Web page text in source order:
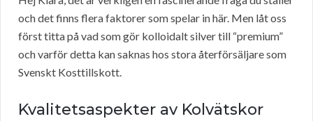
och det finns flera faktorer som spelar in här. Men låt oss
först titta på vad som gör kolloidalt silver till “premium”
och varför detta kan saknas hos stora återförsäljare som
Svenskt Kosttillskott.
Kvalitetsaspekter av Kolvätskor